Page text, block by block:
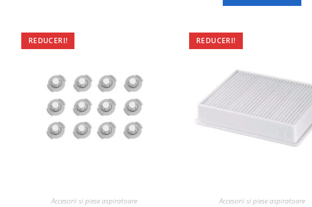
REDUCERI!
Accesorii si piese aspiratoare
REDUCERI!
Accesorii si piese aspiratoare